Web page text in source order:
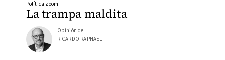
La trampa maldita
Política zoom
Opinión de
RICARDO RAPHAEL